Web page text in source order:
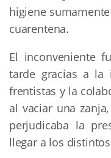
higiene
cuarentena.
El inconveniente
tarde gracias a la
frentistas y la
al vaciar una
perjudicaba la
llegar a los